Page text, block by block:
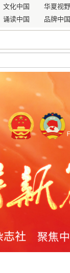
文化中国
华夏视野
诵读中国
品牌中国
医的深山瑰宝：
研“无结核社区”建
更亮眼
布
览会 在北京举办
1日起施行
山与“十五五”中医